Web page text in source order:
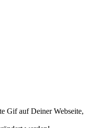
Gif auf Deiner Webseite,